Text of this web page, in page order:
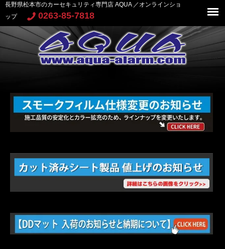
長野県松本市のカーセキュリティ専門店 AQUA ／オンラインショ
ップ
0263-85-7818